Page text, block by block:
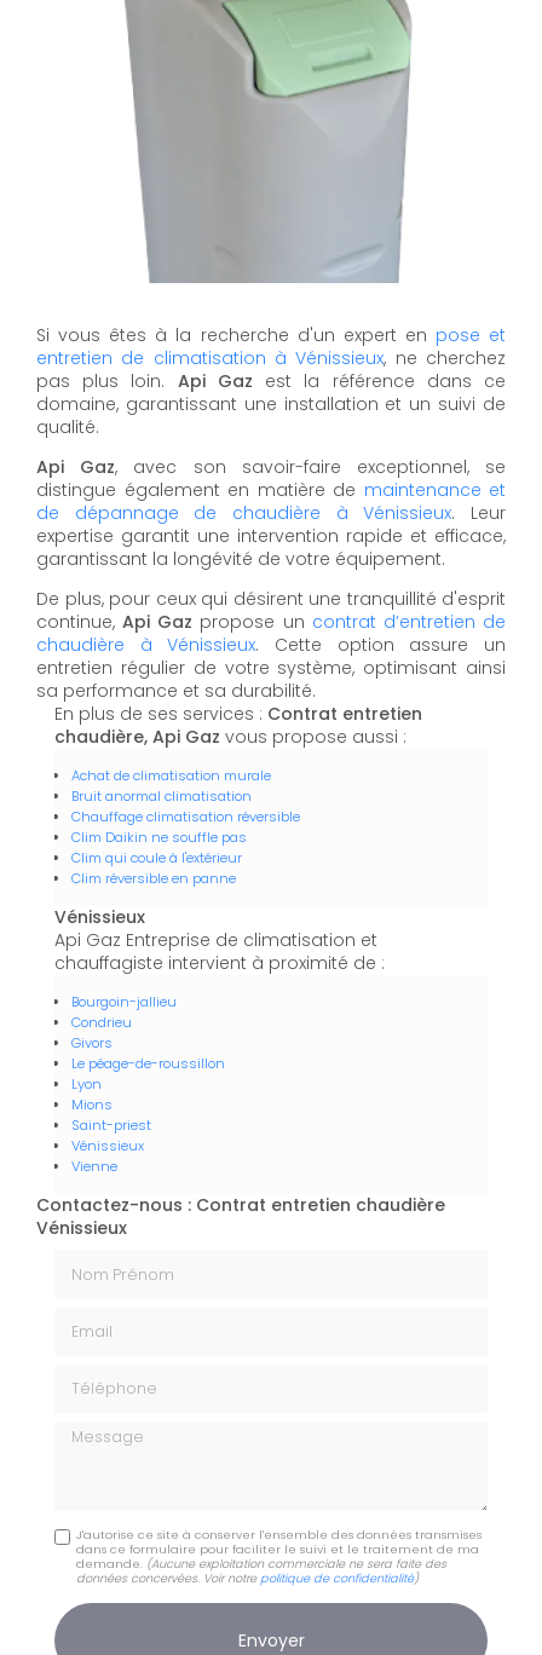
Si vous êtes à la recherche d'un expert en pose et
entretien de climatisation à Vénissieux, ne cherchez
pas plus loin. Api Gaz est la référence dans ce
domaine, garantissant une installation et un suivi de
qualité.
Api Gaz, avec son savoir-faire exceptionnel, se
distingue également en matière de maintenance et
de dépannage de chaudière à Vénissieux. Leur
expertise garantit une intervention rapide et efficace,
garantissant la longévité de votre équipement.
De plus, pour ceux qui désirent une tranquillité d'esprit
continue,Api Gaz propose un contrat d’entretien de
chaudière à Vénissieux. Cette option assure un
entretien régulier de votre système, optimisant ainsi
sa performance et sa durabilité.
En plus de ses services : Contrat entretien
chaudière, Api Gaz vous propose aussi :
Achat de climatisation murale
Bruit anormal climatisation
Chauffage climatisation réversible
Clim Daikin ne souffle pas
Clim qui coule à l'extérieur
Clim réversible en panne
Vénissieux
Api Gaz Entreprise de climatisation et
chauffagiste intervient à proximité de :
Bourgoin-jallieu
Condrieu
Givors
Le péage-de-roussillon
Lyon
Mions
Saint-priest
Vénissieux
Vienne
Contactez-nous : Contrat entretien chaudière
Vénissieux
Message
J'autorise ce site à conserver l'ensemble des données transmises
dans ce formulaire pour faciliter le suivi et le traitement de ma
demande. (Aucune exploitation commerciale ne sera faite des
données concervées. Voir notrepolitique de confidentialité)